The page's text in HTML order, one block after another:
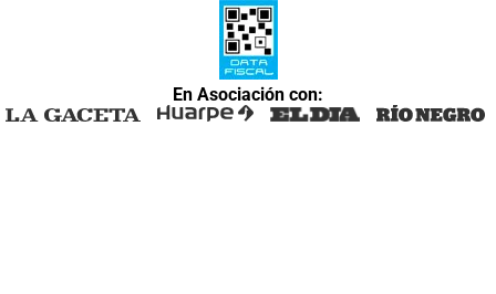
En Asociación con: